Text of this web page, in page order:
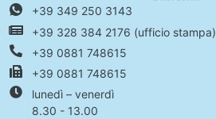
+39 349 250 3143
+39 328 384 2176 (ufficio stampa)
+39 0881 748615
+39 0881 748615
lunedì – venerdì
8.30 - 13.00